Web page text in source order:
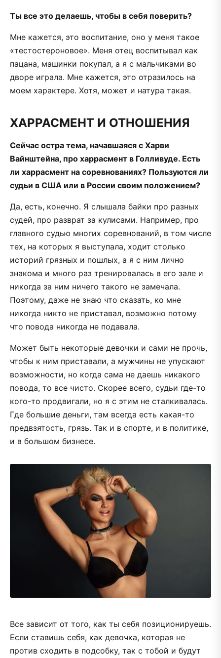
Ты все это делаешь, чтобы в себя поверить?
Мне кажется, это воспитание, оно у меня такое
«тестостероновое». Меня отец воспитывал как
пацана, машинки покупал, а я с мальчиками во
дворе играла. Мне кажется, это отразилось на
моем характере. Хотя, может и натура такая.
ХАРРАСМЕНТ И ОТНОШЕНИЯ
Сейчас остра тема, начавшаяся с Харви
Вайнштейна, про харрасмент в Голливуде. Есть
ли харрасмент на соревнованиях? Пользуются ли
судьи в США или в России своим положением?
Да, есть, конечно. Я слышала байки про разных
судей, про разврат за кулисами. Например, про
главного судью многих соревнований, в том числе
тех, на которых я выступала, ходит столько
историй грязных и пошлых, а я с ним лично
знакома и много раз тренировалась в его зале и
никогда за ним ничего такого не замечала.
Поэтому, даже не знаю что сказать, ко мне
никогда никто не приставал, возможно потому
что повода никогда не подавала.
Может быть некоторые девочки и сами не прочь,
чтобы к ним приставали, а мужчины не упускают
возможности, но когда сама не даешь никакого
повода, то все чисто. Скорее всего, судьи где-то
кого-то продвигали, но я с этим не сталкивалась.
Где большие деньги, там всегда есть какая-то
предвзятость, грязь. Так и в спорте, и в политике,
и в большом бизнесе.
Все зависит от того, как ты себя позиционируешь.
Если ставишь себя, как девочка, которая не
против сходить в подсобку, так с тобой и будут